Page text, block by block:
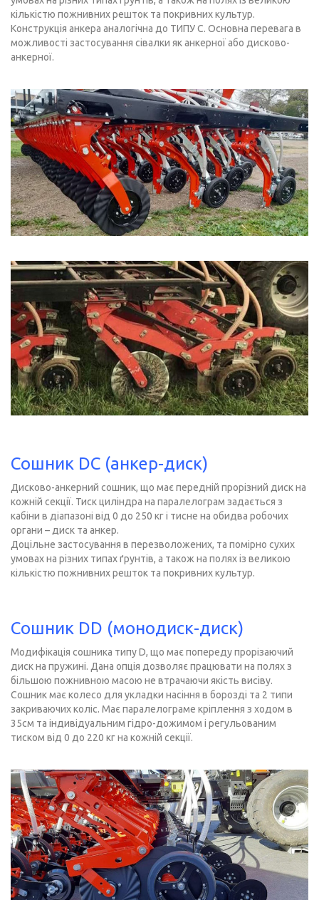
кількістю пожнивних решток та покривних культур.
Конструкція анкера аналогічна до ТИПУ C. Основна перевага в
можливості застосування сівалки як анкерної або дисково-
анкерної.
Сошник DC (анкер-диск)
Дисково-анкерний сошник, що має передній прорізний диск на
кожній секції. Тиск циліндра на паралелограм задається з
кабіни в діапазоні від 0 до 250 кг і тисне на обидва робочих
органи – диск та анкер.
Доцільне застосування в перезволожених, та помірно сухих
умовах на різних типах ґрунтів, а також на полях із великою
кількістю пожнивних решток та покривних культур.
Сошник DD (монодиск-диск)
Модифікація сошника типу D, що має попереду прорізаючий
диск на пружині. Дана опція дозволяє працювати на полях з
більшою пожнивною масою не втрачаючи якість висіву.
Сошник має колесо для укладки насіння в борозді та 2 типи
закриваючих коліс. Має паралелограме кріплення з ходом в
35см та індивідуальним гідро-дожимом і регульованим
тиском від 0 до 220 кг на кожній секції.